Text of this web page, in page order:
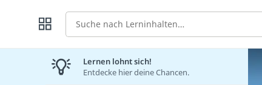
Suche
Lernen lohnt sich!
Entdecke hier deine Chancen.